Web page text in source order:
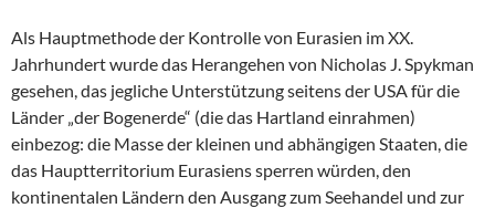
Als Hauptmethode der Kontrolle von Eurasien im XX.
Jahrhundert wurde das Herangehen von Nicholas J. Spykman
gesehen, das jegliche Unterstützung seitens der USA für die
Länder „der Bogenerde“ (die das Hartland einrahmen)
einbezog: die Masse der kleinen und abhängigen Staaten, die
das Hauptterritorium Eurasiens sperren würden, den
kontinentalen Ländern den Ausgang zum Seehandel und zur